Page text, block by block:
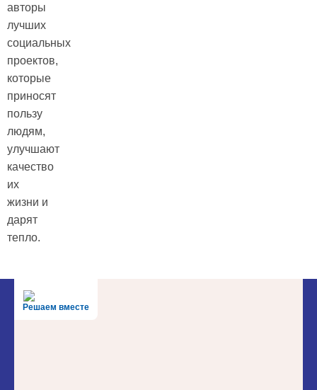
авторы
лучших
социальных
проектов,
которые
приносят
пользу
людям,
улучшают
качество
их
жизни и
дарят
тепло.
Решаем вместе